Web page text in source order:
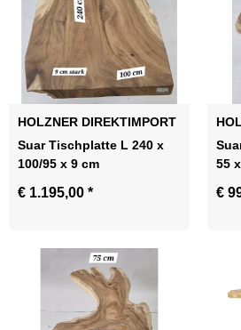
HOLZNER DIREKTIMPORT
Suar Tischplatte L 240 x
100/95 x 9 cm
€ 1.195,00 * €